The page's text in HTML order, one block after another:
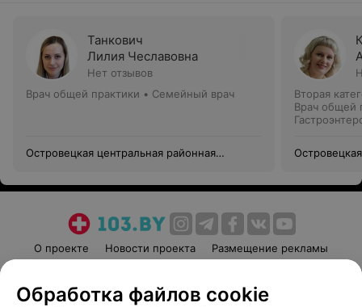
Танкович
Лилия Чеславовна
Нет отзывов
Врач общей практики • Семейный врач
Островецкая центральная районная
Вторая
Врач общей
О проекте Новости проекта
Размещение рекламы
Пользовательское соглашение
Способы оплаты
Обработка файлов cookie